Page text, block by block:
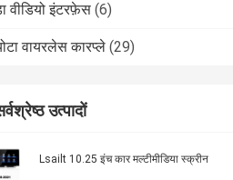
वीडियो इंटरफ़ेस (6)
वायरलेस कारप्ले (29)
उत्पादों
Lsailt 10.25 इंच कार मल्टीमीडिया स्क्रीन